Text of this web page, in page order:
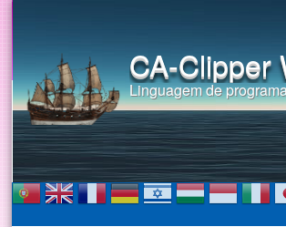
CA-Clipper
Linguagem de